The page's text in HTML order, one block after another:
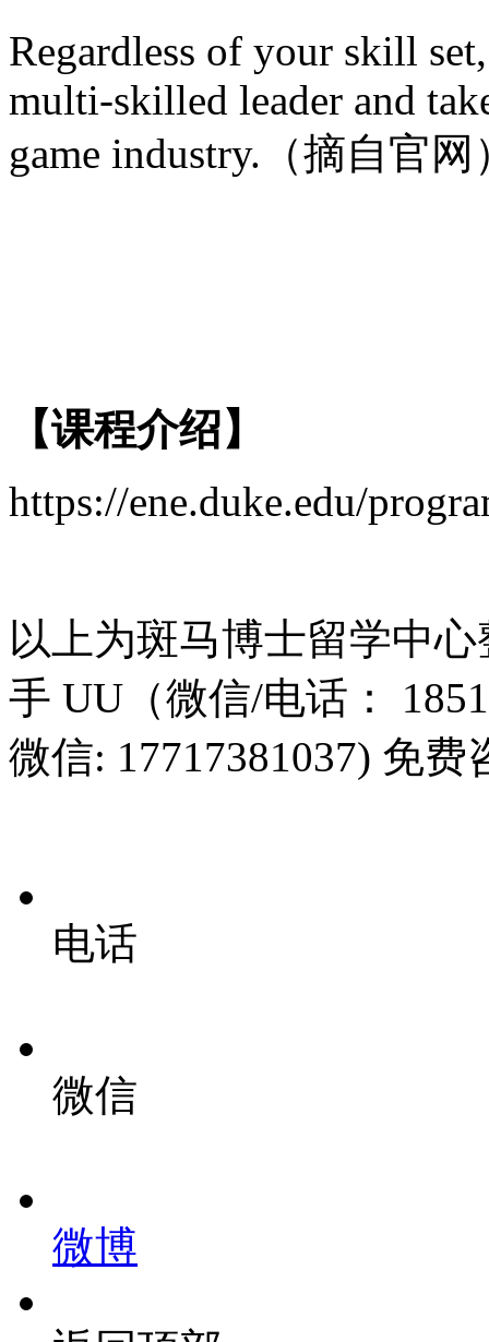
Regardless of your skill
multi-skilled leader and
game industry.（摘自官网
【课程介绍】
https://ene.duke.edu/
以上为斑马博士留学中
手 UU（微信/电话：
微信: 17717381037) 免费
电话
微信
微博